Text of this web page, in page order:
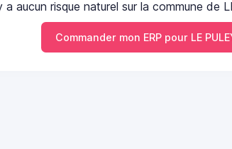
a aucun risque naturel sur la commune de
Commander mon ERP pour LE